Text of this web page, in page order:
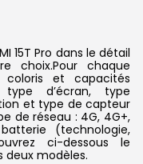
15T Pro dans le détail
choix.Pour chaque
et capacités
d’écran, type
et type de capteur
de réseau : 4G, 4G+,
(technologie,
ci-dessous le
deux modèles.